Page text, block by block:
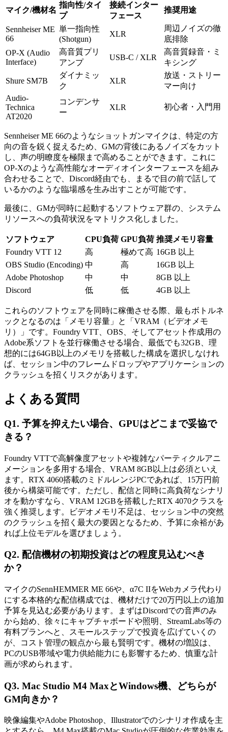
マイク/機材名
指向性/タイ
プ
接続インター
フェース
推奨用途
Sennheiser ME
66
単一指向性
(Shotgun)
XLR
周辺ノイズの徹
底排除
OP-X (Audio
Interface)
高音質プリ
アンプ
USB-C / XLR
高音質録音・ミ
キシング
Shure SM7B
ダイナミッ
ク
XLR
放送・ストリー
マー向け
Audio-
Technica
AT2020
コンデンサ
ー
XLR 初心者・入門用
Sennheiser ME 66のようなショットガンマイクは、特定の方
向の音を鋭く捉えるため、GMの背後にあるノイズをカット
し、声の明瞭度を極限まで高めることができます。これに
OP-Xのような高性能なオーディオインターフェースを組み
合わせることで、Discord経由でも、まるで目の前で話して
いるかのような臨場感を生み出すことが可能です。
最後に、GMが同時に起動するソフトウェア群の、システム
リソースへの負荷状況をマトリクス化しました。
ソフトウェア CPU負荷 GPU負荷 推奨メモリ容量
Foundry VTT 12
高 極めて高 16GB 以上
OBS Studio (Encoding) 中 高
16GB 以上
Adobe Photoshop
中 中
8GB 以上
Discord
低 低 4GB 以上
これらのソフトウェアを同時に稼働させる際、最もボトルネ
ックとなるのは「メモリ容量」と「VRAM（ビデオメモ
リ）」です。Foundry VTT、OBS、そしてアセット作成用の
Adobe系ソフトを並行稼働させる場合、最低でも32GB、理
想的には64GB以上のメモリを搭載した構成を選択しなけれ
ば、セッション中のフレームドロップやアプリケーションの
クラッシュを招くリスクがあります。
よくある質問
Q1. 予算を抑えたい場合、GPUはどこまで妥協で
きる？
Foundry VTTで高解像度アセットや複雑なパーティクルアニ
メーションを多用する場合、VRAM 8GB以上は必須といえ
ます。RTX 4060搭載のミドルレンジPCであれば、15万円前
後から構築可能です。ただし、配信と同時に高負荷なシナリ
オを動かすなら、VRAM 12GBを搭載したRTX 4070クラスを
強く推奨します。ビデオメモリ不足は、セッション中の突然
のクラッシュを招く最大の要因となるため、予算に余裕があ
れば上位モデルを選びましょう。
Q2. 配信機材の初期投資はどの程度見込むべき
か？
マイクのSennHEMMER ME 66や、α7C IIをWebカメラ代わり
にする本格的な配信構成では、機材だけで20万円以上の追加
予算を見込む必要があります。まずはDiscordでの音声のみ
から始め、徐々にキャプチャボードや照明、StreamLabs等の
有料プランへと、スモールステップで投資を広げていくの
が、コスト管理の観点から最も賢明です。機材の増設は、
PCのUSB帯域や電力供給能力にも影響するため、慎重な計
画が求められます。
Q3. Mac Studio M4 MaxとWindows機、どちらが
GM向きか？
映像編集やAdobe Photoshop、Illustratorでのシナリオ作成を主